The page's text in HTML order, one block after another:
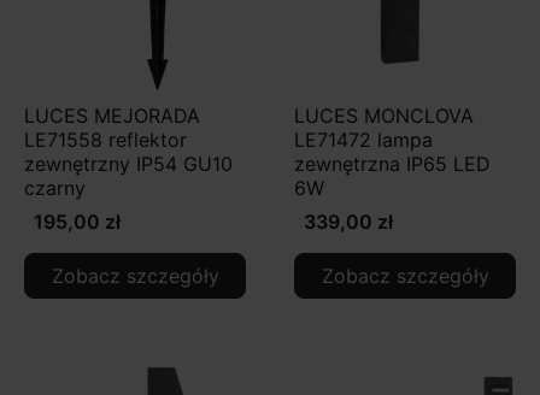
LUCES MEJORADA
LE71558 reflektor
zewnętrzny IP54 GU10
czarny
195,00 zł
Zobacz szczegóły
LUCES MONCLOVA
LE71472 lampa
zewnętrzna IP65 LED
6W
339,00 zł
Zobacz szczegóły